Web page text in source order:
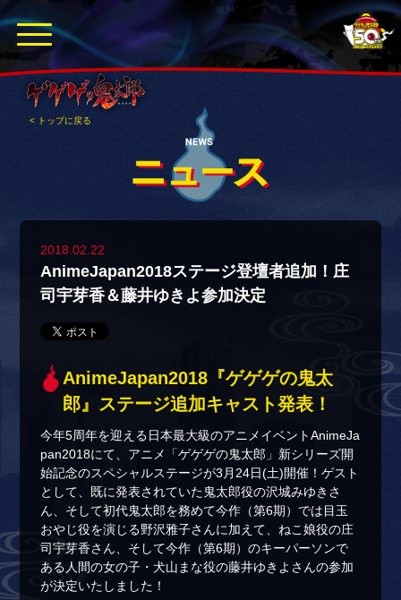
< トップに戻る
2018.02.22
AnimeJapan2018ステージ登壇者追加！庄
司宇芽香＆藤井ゆきよ参加決定
AnimeJapan2018『ゲゲゲの鬼太
郎』ステージ追加キャスト発表！
今年5周年を迎える日本最大級のアニメイベントAnimeJa
pan2018にて、アニメ「ゲゲゲの鬼太郎」新シリーズ開
始記念のスペシャルステージが3月24日(土)開催！ゲスト
として、既に発表されていた鬼太郎役の沢城みゆきさ
ん、そして初代鬼太郎を務めて今作（第6期）では目玉
おやじ役を演じる野沢雅子さんに加えて、ねこ娘役の庄
司宇芽香さん、そして今作（第6期）のキーパーソンで
ある人間の女の子・犬山まな役の藤井ゆきよさんの参加
が決定いたしました！